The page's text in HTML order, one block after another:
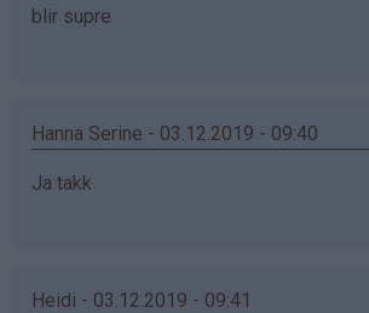
blir supre
Hanna Serine - 03.12.2019 - 09:40
Ja takk
Heidi - 03.12.2019 - 09:41